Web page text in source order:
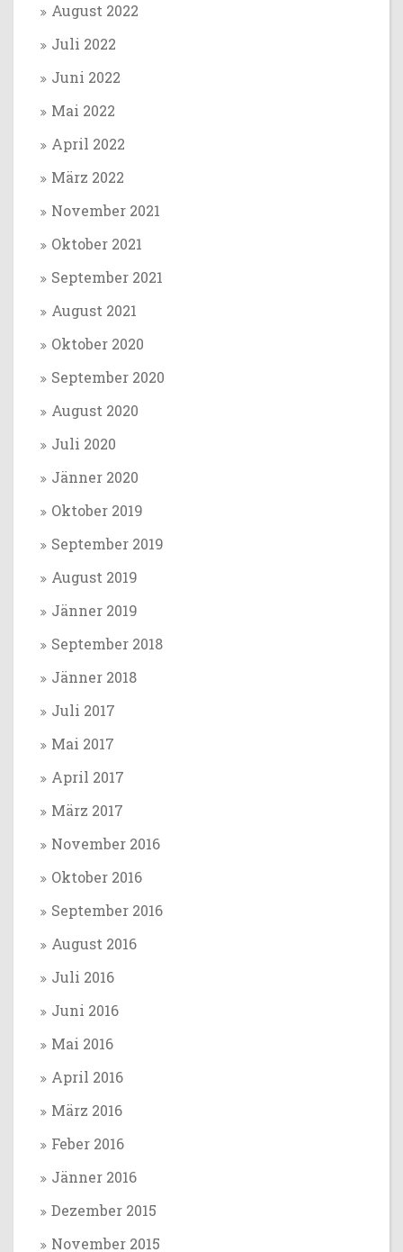
August 2022
Juli 2022
Juni 2022
Mai 2022
April 2022
März 2022
November 2021
Oktober 2021
September 2021
August 2021
Oktober 2020
September 2020
August 2020
Juli 2020
Jänner 2020
Oktober 2019
September 2019
August 2019
Jänner 2019
September 2018
Jänner 2018
Juli 2017
Mai 2017
April 2017
März 2017
November 2016
Oktober 2016
September 2016
August 2016
Juli 2016
Juni 2016
Mai 2016
April 2016
März 2016
Feber 2016
Jänner 2016
Dezember 2015
November 2015